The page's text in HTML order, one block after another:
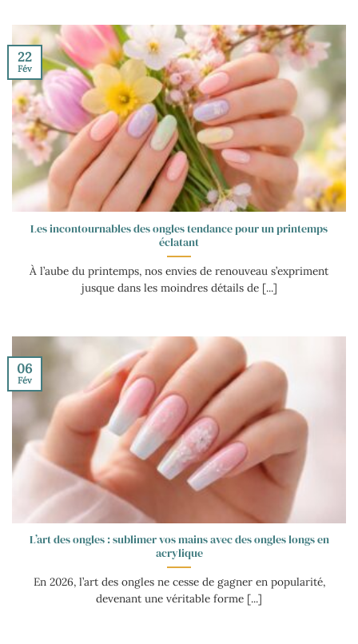
Les incontournables des ongles tendance pour un printemps
éclatant
À l’aube du printemps, nos envies de renouveau s’expriment
jusque dans les moindres détails de [...]
22
Fév
L’art des ongles : sublimer vos mains avec des ongles longs en
acrylique
En 2026, l’art des ongles ne cesse de gagner en popularité,
devenant une véritable forme [...]
06
Fév